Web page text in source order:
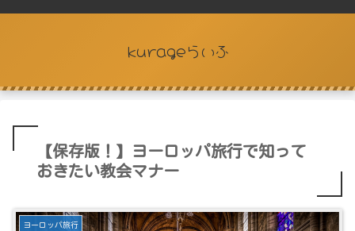
kurageらいふ
【保存版！】ヨーロッパ旅行で知って
おきたい教会マナー
ヨーロッパ旅行